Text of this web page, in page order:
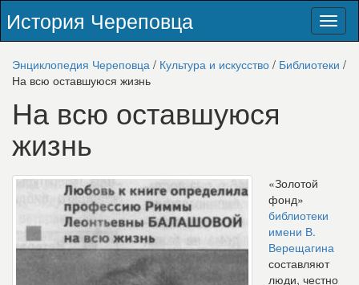
История Череповца
Энциклопедия Череповца / Культура и искусство / Библиотеки /
На всю оставшуюся жизнь
На всю оставшуюся
жизнь
«Золотой
фонд»
библиотеки
имени В.
Верещагина
составляют
люди, честно